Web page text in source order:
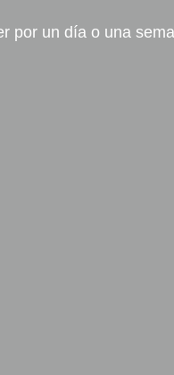
por un día o una